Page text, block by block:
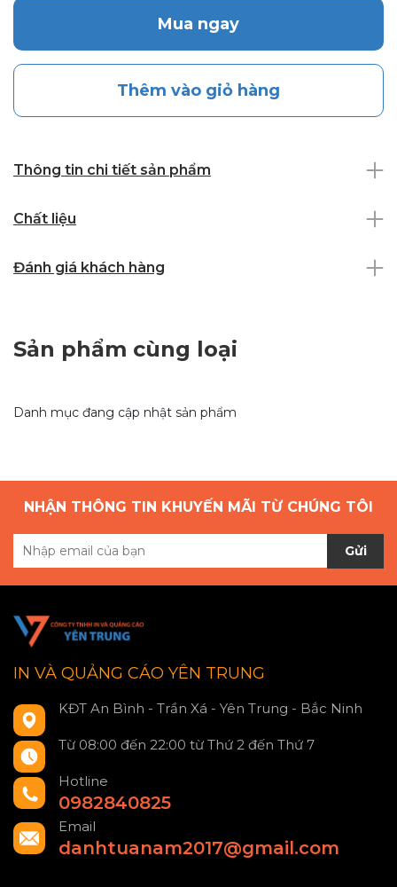
Mua ngay
Thêm vào giỏ hàng
Thông tin chi tiết sản phẩm
Chất liệu
Đánh giá khách hàng
Sản phẩm cùng loại
Danh mục đang cập nhật sản phẩm
NHẬN THÔNG TIN KHUYẾN MÃI TỪ CHÚNG TÔI
Gửi
IN VÀ QUẢNG CÁO YÊN TRUNG
KĐT An Bình - Trần Xá - Yên Trung - Bắc Ninh
Từ 08:00 đến 22:00 từ Thứ 2 đến Thứ 7
Hotline
0982840825
Email
danhtuanam2017@gmail.com